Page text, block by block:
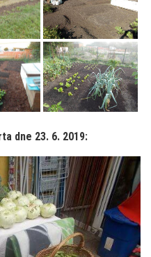
dne 23. 6. 2019: